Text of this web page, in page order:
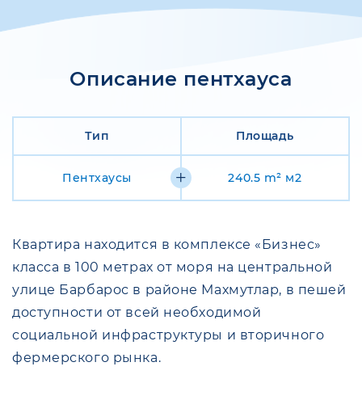
Описание пентхауса
Тип Площадь
Пентхаусы 240.5 m² м2
Квартира находится в комплексе «Бизнес»
класса в 100 метрах от моря на центральной
улице Барбарос в районе Махмутлар, в пешей
доступности от всей необходимой
социальной инфраструктуры и вторичного
фермерского рынка.